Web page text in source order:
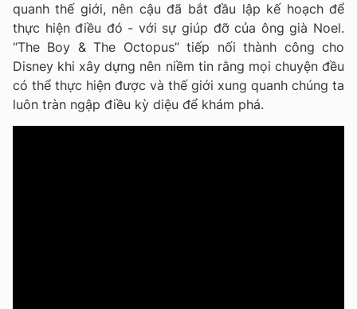
quanh thế giới, nên cậu đã bắt đầu lập kế hoạch để
thực hiện điều đó - với sự giúp đỡ của ông già Noel.
“The Boy & The Octopus” tiếp nối thành công cho
Disney khi xây dựng nên niềm tin rằng mọi chuyện đều
có thể thực hiện được và thế giới xung quanh chúng ta
luôn tràn ngập điều kỳ diệu để khám phá.